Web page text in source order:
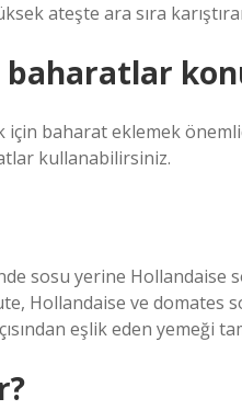
ateşte ara sıra
baharatlar
baharat eklemek
kullanabilirsiniz.
sosu yerine Hollandaise
Hollandaise ve domates
eşlik eden yemeği